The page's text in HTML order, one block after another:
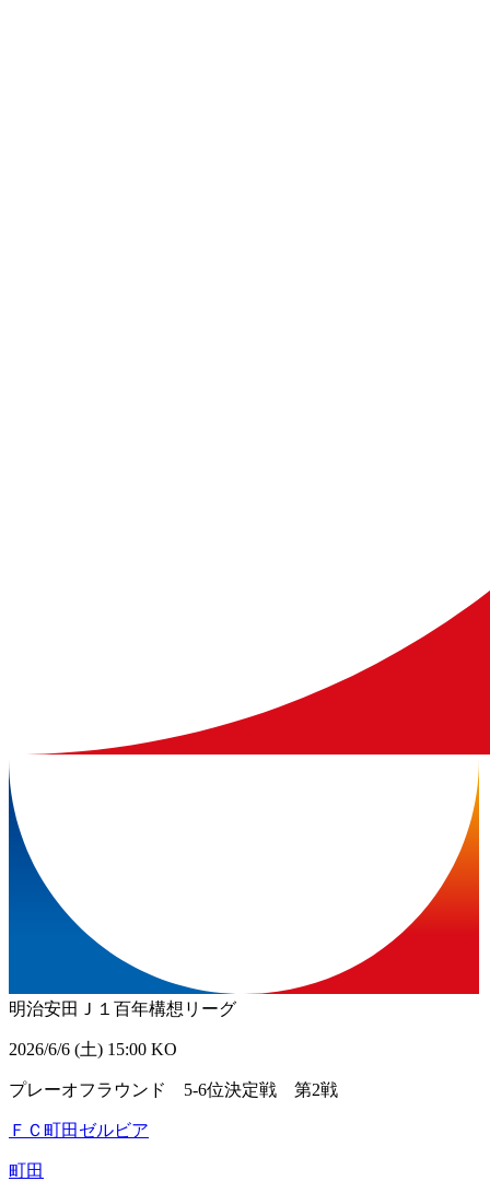
明治安田Ｊ１百年構想リーグ
2026/6/6 (土) 15:00 KO
プレーオフラウンド 5-6位決定戦 第2戦
ＦＣ町田ゼルビア
町田